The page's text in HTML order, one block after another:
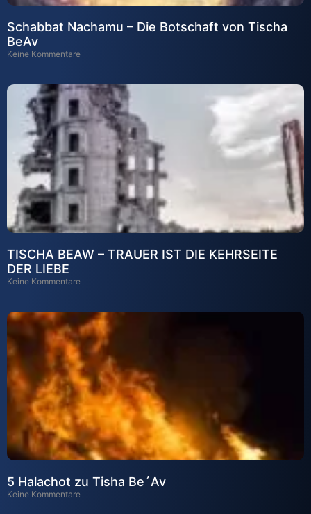
Schabbat Nachamu – Die Botschaft von Tischa
BeAv
Keine Kommentare
TISCHA BEAW – TRAUER IST DIE KEHRSEITE
DER LIEBE
Keine Kommentare
5 Halachot zu Tisha Be´Av
Keine Kommentare